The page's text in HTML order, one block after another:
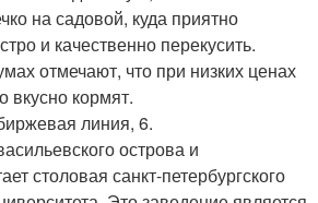
на садовой, куда приятно
и качественно перекусить.
отмечают, что при низких ценах
вкусно кормят.
линия, 6.
острова и
столовая санкт-петербургского